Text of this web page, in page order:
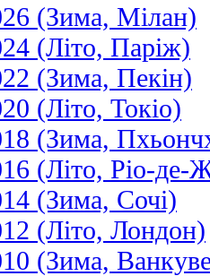
(Зима, Мілан)
(Літо, Паріж)
(Зима, Пекін)
(Літо, Токіо)
(Зима,
(Літо, Ріо-де-
(Зима, Сочі)
(Літо, Лондон)
(Зима,